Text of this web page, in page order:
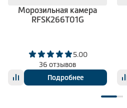
Морозильная камера
RFSK266T01G
5.00
36 отзывов
Подробнее